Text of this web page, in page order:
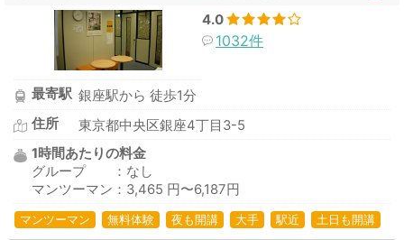
4.0
1032件
最寄駅 銀座駅から 徒歩1分
住所
東京都中央区銀座4丁目3-5
1時間あたりの料金
グループ ：なし
マンツーマン：3,465 円〜6,187円
マンツーマン 無料体験 夜も開講 大手 駅近 土日も開講